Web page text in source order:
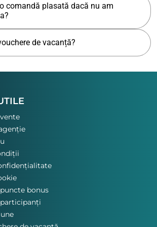
comandă plasată dacă nu am
de vacanță?
bonus